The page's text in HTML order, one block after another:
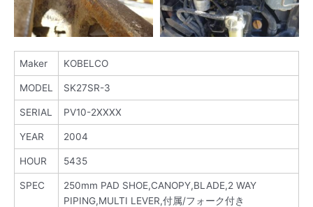
Maker KOBELCO
MODEL SK27SR-3
SERIAL PV10-2XXXX
YEAR 2004
HOUR 5435
SPEC
250mm PAD SHOE,CANOPY,BLADE,2 WAY
PIPING,MULTI LEVER,付属/フォーク付き